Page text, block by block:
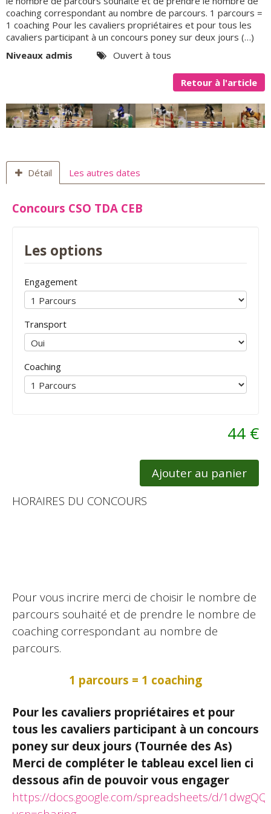
coaching correspondant au nombre de parcours. 1 parcours =
1 coaching Pour les cavaliers propriétaires et pour tous les
cavaliers participant à un concours poney sur deux jours (…)
Niveaux admis
Ouvert à tous
Retour à l'article
Détail Les autres dates
Concours CSO TDA CEB
Les options
Engagement
Transport
Coaching
44 €
Ajouter au panier
HORAIRES DU CONCOURS
Pour vous incrire merci de choisir le nombre de
parcours souhaité et de prendre le nombre de
coaching correspondant au nombre de
parcours.
1 parcours = 1 coaching
Pour les cavaliers propriétaires et pour
tous les cavaliers participant à un concours
poney sur deux jours (Tournée des As)
Merci de compléter le tableau excel lien ci
dessous afin de pouvoir vous engager
https://docs.google.com/spreadsheets/d/